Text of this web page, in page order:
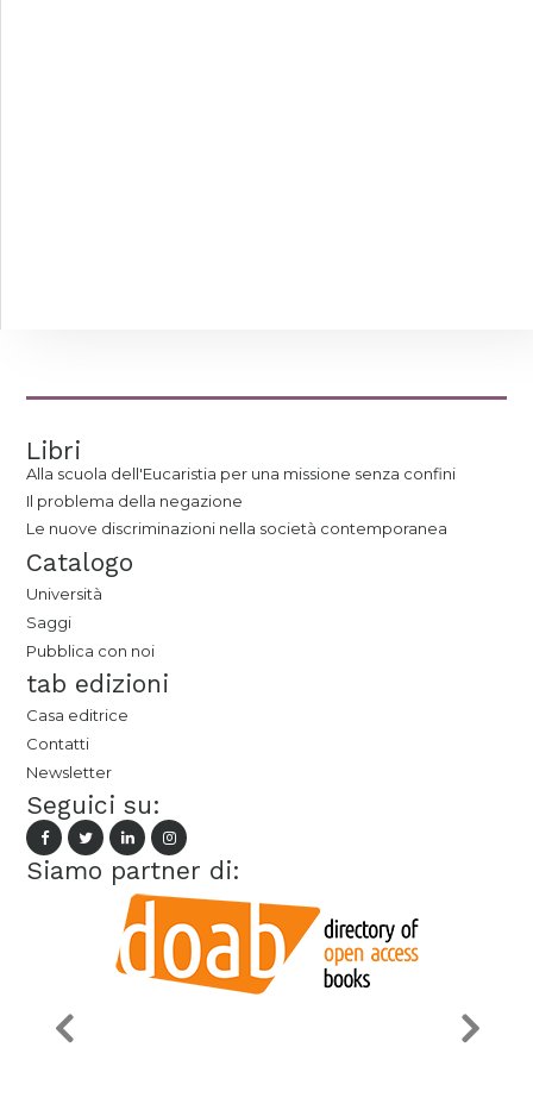
Libri
Alla scuola dell'Eucaristia per una missione senza confini
Il problema della negazione
Le nuove discriminazioni nella società contemporanea
Catalogo
Università
Saggi
Pubblica con noi
tab edizioni
Casa editrice
Contatti
Newsletter
Seguici su:
Siamo partner di: